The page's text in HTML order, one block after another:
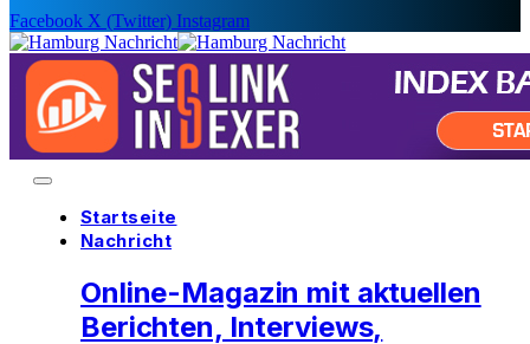
Facebook X (Twitter) Instagram
Startseite
Nachricht
Online-Magazin mit aktuellen
Berichten, Interviews,